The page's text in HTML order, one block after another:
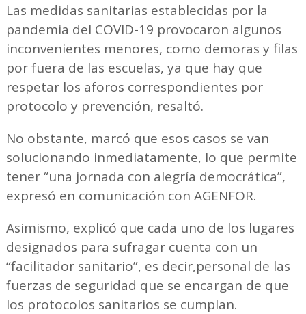
Las medidas sanitarias establecidas por la
pandemia del COVID-19 provocaron algunos
inconvenientes menores, como demoras y filas
por fuera de las escuelas, ya que hay que
respetar los aforos correspondientes por
protocolo y prevención, resaltó.
No obstante, marcó que esos casos se van
solucionando inmediatamente, lo que permite
tener “una jornada con alegría democrática”,
expresó en comunicación con AGENFOR.
Asimismo, explicó que cada uno de los lugares
designados para sufragar cuenta con un
“facilitador sanitario”, es decir,personal de las
fuerzas de seguridad que se encargan de que
los protocolos sanitarios se cumplan.